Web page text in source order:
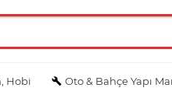
Hobi Oto & Bahçe Yapı